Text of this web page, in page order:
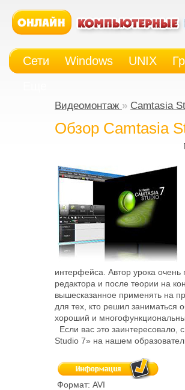
Сети Windows UNIX
Видеомонтаж » Camtasia
Обзор Camtasia
интерфейса. Автор урока
редактора и после теории на
вышесказанное применять на
для тех, кто решил заниматься
хороший и
Если вас это заинтересовало,
Studio 7» на нашем
Формат: AVI